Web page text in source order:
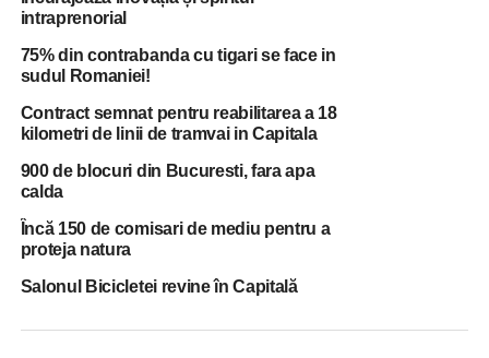
intraprenorial
75% din contrabanda cu tigari se face in
sudul Romaniei!
Contract semnat pentru reabilitarea a 18
kilometri de linii de tramvai in Capitala
900 de blocuri din Bucuresti, fara apa
calda
Încă 150 de comisari de mediu pentru a
proteja natura
Salonul Bicicletei revine în Capitală